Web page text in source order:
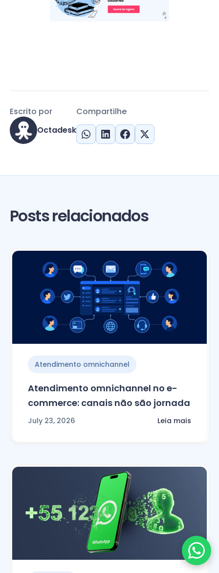
Compartilhe
Escrito por
Octadesk
Posts relacionados
Atendimento omnichannel
Atendimento omnichannel no e-
commerce: canais não são jornada
July 23, 2026 Leia mais